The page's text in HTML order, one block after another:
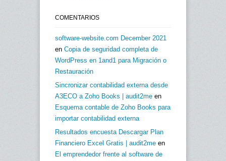
COMENTARIOS
software-website.com December 2021
en Copia de seguridad completa de
WordPress en 1and1 para Migración o
Restauración
Sincronizar contabilidad externa desde
A3ECO a Zoho Books | audit2me en
Esquema contable de Zoho Books para
importar contabilidad externa
Resultados encuesta Descargar Plan
Financiero Excel Gratis | audit2me en
El emprendedor frente al software de